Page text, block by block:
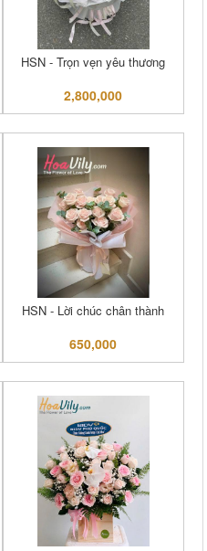
HSN - Trọn vẹn yêu thương
2,800,000
HSN - Lời chúc chân thành
650,000